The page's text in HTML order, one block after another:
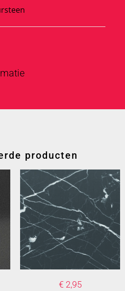
producten
€ 2,95